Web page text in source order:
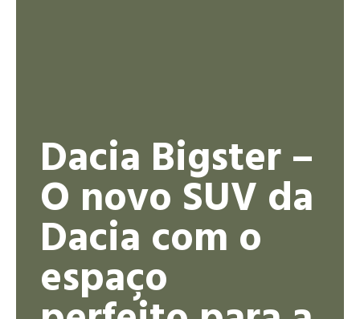
Dacia Bigster –
O novo SUV da
Dacia com o
espaço